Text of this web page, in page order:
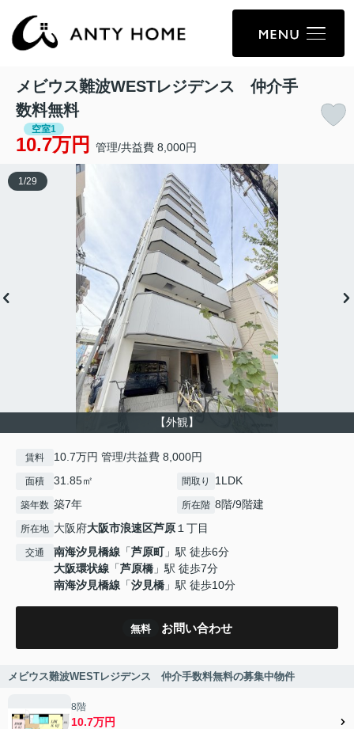
メビウス難波WESTレジデンス 仲介手
数料無料
空室1
10.7万円 管理/共益費 8,000円
【外観】
1 /29
賃料 10.7万円 管理/共益費 8,000円
面積 31.85㎡ 間取り 1LDK
築年数 築7年 所在階 8階/9階建
所在地 大阪府大阪市浪速区芦原 １丁目
交通 南海汐見橋線 「芦原町」駅 徒歩6分
大阪環状線 「芦原橋 」駅 徒歩7分
南海汐見橋線 「汐見橋 」駅 徒歩10分
無料 お問い合わせ
メビウス難波WESTレジデンス 仲介手数料無料の募集中物件
8階
10.7万円